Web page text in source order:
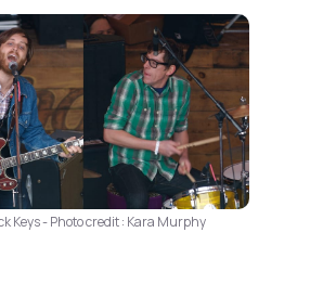
Keys - Photo credit : Kara Murphy